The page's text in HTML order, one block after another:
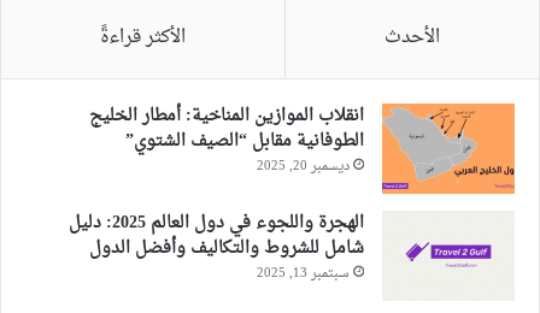
الأحدث الأكثر قراءةً
انقلاب الموازين المناخية: أمطار الخليج
الطوفانية مقابل “الصيف الشتوي”
ديسمبر 20, 2025
الهجرة واللجوء في دول العالم 2025: دليل
شامل للشروط والتكاليف وأفضل الدول
سبتمبر 13, 2025